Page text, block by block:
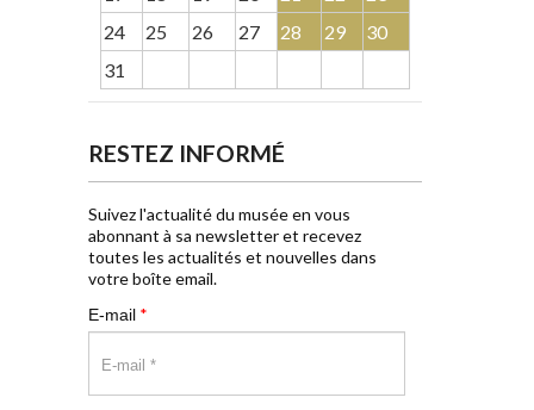
24
25 26 27 28 29
30
31
RESTEZ INFORMÉ
Suivez l'actualité du musée en vous
abonnant à sa newsletter et recevez
toutes les actualités et nouvelles dans
votre boîte email.
E-mail *